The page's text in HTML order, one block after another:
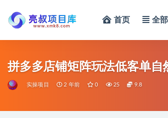
首页 全
拼多多店铺矩阵玩法低客单
实操项目 2 年前 0 25 9.8